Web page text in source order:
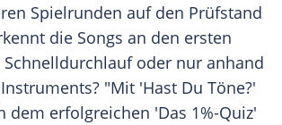
Spielrunden auf den Prüfstand
die Songs an den ersten
Schnelldurchlaufoder nur anhand
"Mit 'Hast Du Töne?'
dem erfolgreichen 'Das 1%-Quiz'